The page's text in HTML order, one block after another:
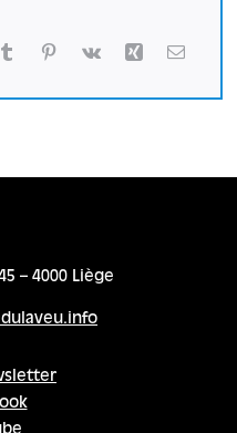
– 4000 Liège